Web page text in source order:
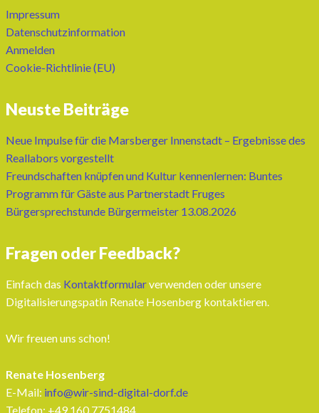
Impressum
Datenschutzinformation
Anmelden
Cookie-Richtlinie (EU)
Neuste Beiträge
Neue Impulse für die Marsberger Innenstadt – Ergebnisse des
Reallabors vorgestellt
Freundschaften knüpfen und Kultur kennenlernen: Buntes
Programm für Gäste aus Partnerstadt Fruges
Bürgersprechstunde Bürgermeister 13.08.2026
Fragen oder Feedback?
Einfach das Kontaktformularverwenden oder unsere
Digitalisierungspatin Renate Hosenberg kontaktieren.
Wir freuen uns schon!
Renate Hosenberg
E-Mail: info@wir-sind-digital-dorf.de
Telefon: ‭+49 160 7751484‬